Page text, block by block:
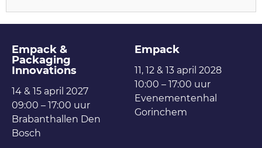
Empack &
Packaging
Innovations
14 & 15 april 2027
09:00 – 17:00 uur
Brabanthallen Den
Bosch
Empack
11, 12 & 13 april 2028
10:00 – 17:00 uur
Evenementenhal
Gorinchem